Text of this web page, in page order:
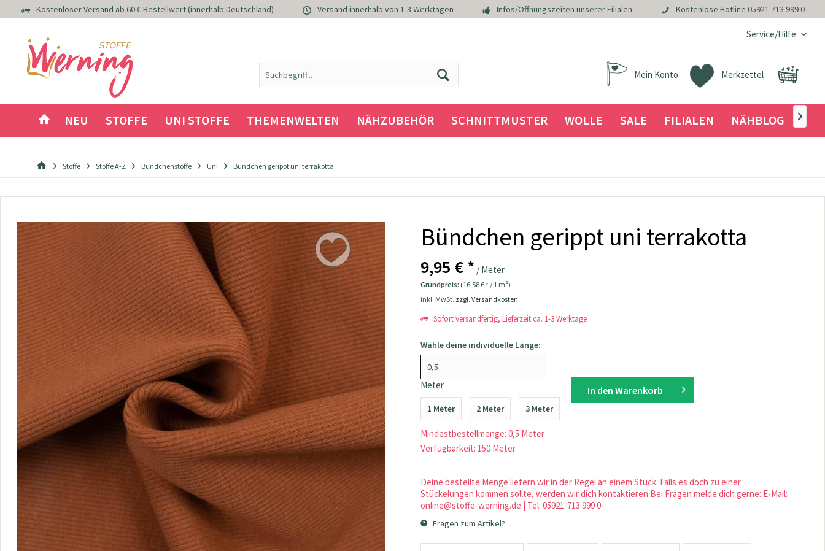
Kostenloser Versand ab 60 € Bestellwert (innerhalb Deutschland) Versand innerhalb von 1-3 Werktagen Infos/Öffnungszeiten unserer Filialen Kostenlose Hotline 05921 713 999 0
Service/Hilfe
Merkzettel
Mein Konto
NEU STOFFE UNI STOFFE THEMENWELTEN NÄHZUBEHÖR SCHNITTMUSTER WOLLE SALE FILIALEN NÄHBLOG 
Stoffe Stoffe A-Z Bündchenstoffe Uni Bündchen gerippt uni terrakotta
Bündchen gerippt uni terrakotta
9,95 € * / Meter
Grundpreis: (16,58 € * / 1 m²)
inkl. MwSt. zzgl. Versandkosten
Sofort versandfertig, Lieferzeit ca. 1-3 Werktage
Wähle deine individuelle Länge:
Meter
1 Meter 2 Meter 3 Meter
Mindestbestellmenge: 0,5 Meter
Verfügbarkeit: 150 Meter
In den Warenkorb
Deine bestellte Menge liefern wir in der Regel an einem Stück. Falls es doch zu einer
Stückelungen kommen sollte, werden wir dich kontaktieren.Bei Fragen melde dich gerne: E-Mail:
online@stoffe-werning.de | Tel: 05921-713 999 0
Fragen zum Artikel?